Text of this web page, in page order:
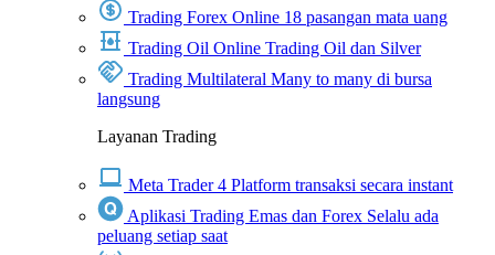
Trading Forex Online 18 pasangan mata uang
Trading Oil Online Trading Oil dan Silver
Trading Multilateral Many to many di bursa
langsung
Layanan Trading
Meta Trader 4 Platform transaksi secara instant
Aplikasi Trading Emas dan Forex Selalu ada
peluang setiap saat